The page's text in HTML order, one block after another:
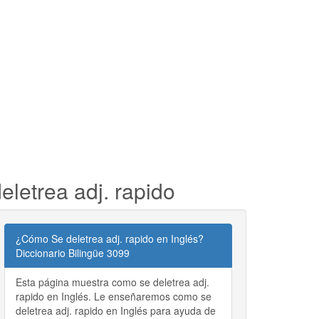
adj. rapido
¿Cómo Se deletrea adj. rapido en Inglés?
Diccionario Bilingüe 3099
Esta página muestra como se deletrea adj.
rapido en Inglés. Le enseñaremos como se
deletrea adj. rapido en Inglés para ayuda de